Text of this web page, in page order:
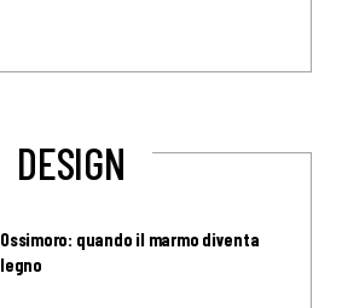
DESIGN
Ossimoro: quando il marmo diventa
legno